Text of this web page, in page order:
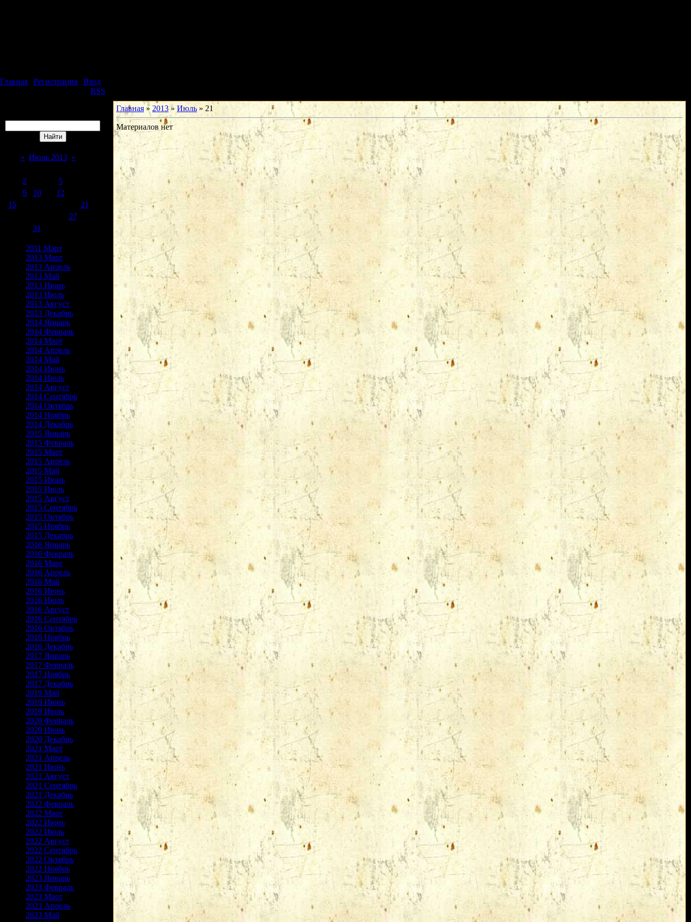
Главная Регистрация
Вход
RSS
« Июль 2013 »
2 5
9 10 12
15
21
27
31
2011 Март
2013 Март
2013 Апрель
2013 Май
2013 Июнь
2013 Июль
2013 Август
2013 Декабрь
2014 Январь
2014 Февраль
2014 Март
2014 Апрель
2014 Май
2014 Июнь
2014 Июль
2014 Август
2014 Сентябрь
2014 Октябрь
2014 Ноябрь
2014 Декабрь
2015 Январь
2015 Февраль
2015 Март
2015 Апрель
2015 Май
2015 Июнь
2015 Июль
2015 Август
2015 Сентябрь
2015 Октябрь
2015 Ноябрь
2015 Декабрь
2016 Январь
2016 Февраль
2016 Март
2016 Апрель
2016 Май
2016 Июнь
2016 Июль
2016 Август
2016 Сентябрь
2016 Октябрь
2016 Ноябрь
2016 Декабрь
2017 Январь
2017 Февраль
2017 Ноябрь
2017 Декабрь
2019 Май
2019 Июнь
2019 Июль
2020 Февраль
2020 Июнь
2020 Декабрь
2021 Март
2021 Апрель
2021 Июнь
2021 Август
2021 Сентябрь
2021 Декабрь
2022 Февраль
2022 Март
2022 Июнь
2022 Июль
2022 Август
2022 Сентябрь
2022 Октябрь
2022 Ноябрь
2023 Январь
2023 Февраль
2023 Март
2023 Апрель
2023 Май
Главная » 2013 » Июль » 21
Материалов нет